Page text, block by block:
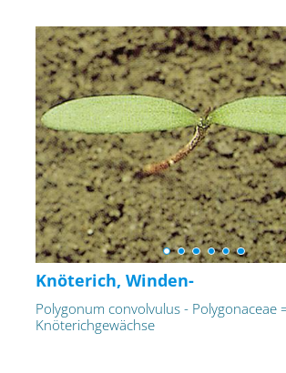
Knöterich, Winden-
Polygonum convolvulus - Polygonaceae
Knöterichgewächse